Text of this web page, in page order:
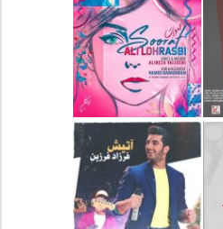
دانلود آهنگ جدید علیرضا
قربانی بنام خیال خوش
دانلود آهنگ جدید علی
لهراسبی بنام صورت